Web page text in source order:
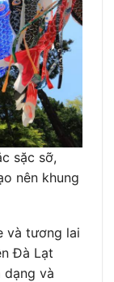
sặc sỡ,
nên khung
và tương lai
Đà Lạt
dạng và